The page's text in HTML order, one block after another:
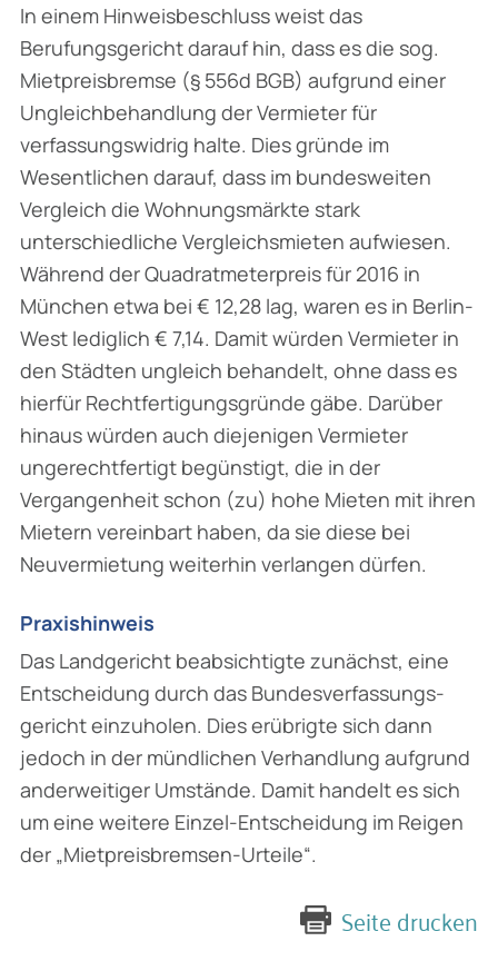
In einem Hinweisbeschluss weist das
Berufungsgericht darauf hin, dass es die sog.
Mietpreis­bremse (§ 556d BGB) aufgrund einer
Ungleichbehandlung der Vermieter für
verfassungs­widrig halte. Dies gründe im
Wesentlichen darauf, dass im bundesweiten
Vergleich die Wohnungsmärkte stark
unterschiedliche Vergleichsmieten aufwiesen.
Während der Quadrat­meterpreis für 2016 in
München etwa bei € 12,28 lag, waren es in Berlin-
West lediglich € 7,14. Damit würden Vermieter in
den Städten ungleich behandelt, ohne dass es
hierfür Rechtfertigungsgründe gäbe. Darüber
hinaus würden auch diejenigen Vermieter
ungerecht­fertigt begünstigt, die in der
Vergangenheit schon (zu) hohe Mieten mit ihren
Mietern vereinbart haben, da sie diese bei
Neuvermietung weiterhin verlangen dürfen.
Praxishinweis
Das Landgericht beabsichtigte zunächst, eine
Entscheidung durch das Bundesverfassungs­
gericht einzuholen. Dies erübrigte sich dann
jedoch in der mündlichen Verhandlung aufgrund
anderweitiger Umstände. Damit handelt es sich
um eine weitere Einzel-Entscheidung im Reigen
der „Mietpreisbremsen-Urteile“.
Seite drucken